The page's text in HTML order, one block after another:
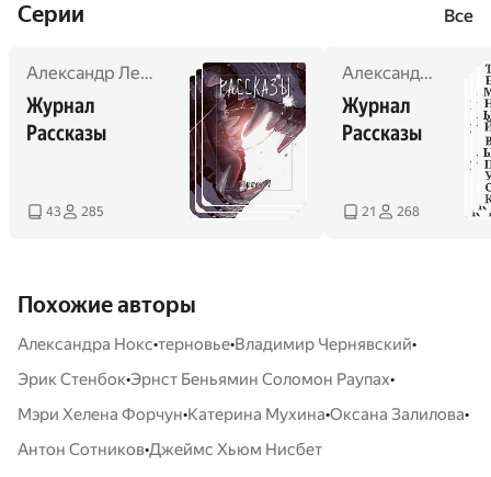
Cерии Все
Александр Лебедев ,Антон Сотников Екатерина Годвер
Журнал
Рассказы
43 285
Александр Лебедев
Журнал
21 268
Похожие авторы
Александра Нокс•терновье•Владимир Чернявский•
Эрик Стенбок•Эрнст Беньямин Соломон Раупах•
Мэри Хелена Форчун•Катерина Мухина•Оксана Залилова•
Антон Сотников•Джеймс Хьюм Нисбет